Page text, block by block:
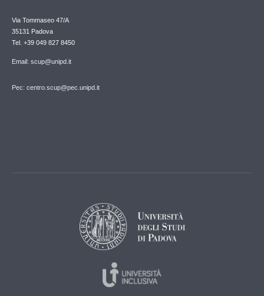
Via Tommaseo 47/A
35131 Padova
Tel. +39 049 827 8450
Email: scup@unipd.it
Pec: centro.scup@pec.unipd.it